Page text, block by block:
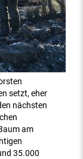
setzt, eher
nächsten
am
35.000